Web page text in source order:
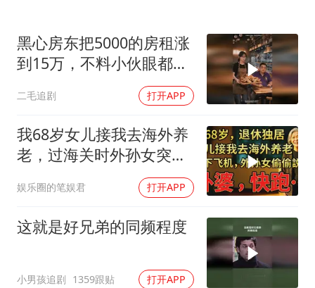
百花奖开幕式
胡彦斌韩磊 谁帮谁
夯实基础开新局
黑心房东把5000的房租涨
到15万，不料小伙眼都不
二毛追剧 打开APP
我68岁女儿接我去海外养
老，过海关时外孙女突然
娱乐圈的笔娱君 打开APP
这就是好兄弟的同频程度
小男孩追剧 1359跟贴 打开APP